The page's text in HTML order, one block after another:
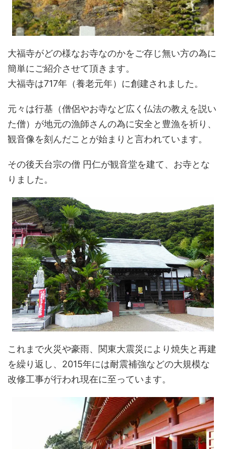
大福寺がどの様なお寺なのかをご存じ無い方の為に
簡単にご紹介させて頂きます。
大福寺は717年（養老元年）に創建されました。
元々は行基（僧侶やお寺など広く仏法の教えを説い
た僧）が地元の漁師さんの為に安全と豊漁を祈り、
観音像を刻んだことが始まりと言われています。
その後天台宗の僧 円仁が観音堂を建て、お寺とな
りました。
これまで火災や豪雨、関東大震災により焼失と再建
を繰り返し、2015年には耐震補強などの大規模な
改修工事が行われ現在に至っています。